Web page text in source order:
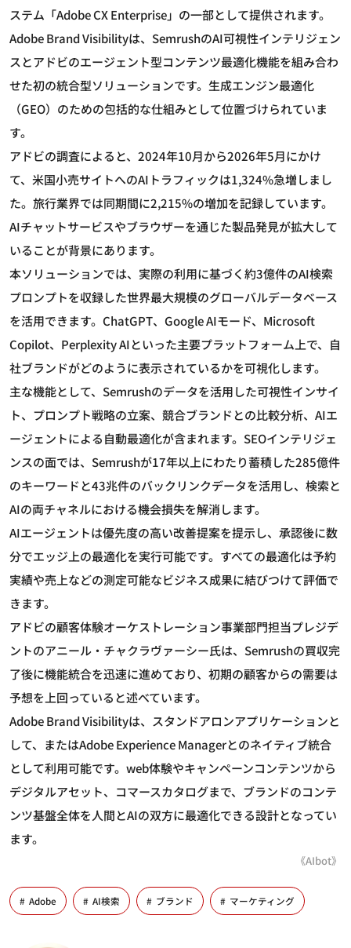
ステム「Adobe CX Enterprise」の一部として提供されます。
Adobe Brand Visibilityは、SemrushのAI可視性インテリジェン
スとアドビのエージェント型コンテンツ最適化機能を組み合わ
せた初の統合型ソリューションです。生成エンジン最適化
（GEO）のための包括的な仕組みとして位置づけられていま
す。
アドビの調査によると、2024年10月から2026年5月にかけ
て、米国小売サイトへのAIトラフィックは1,324%急増しまし
た。旅行業界では同期間に2,215%の増加を記録しています。
AIチャットサービスやブラウザーを通じた製品発見が拡大して
いることが背景にあります。
本ソリューションでは、実際の利用に基づく約3億件のAI検索
プロンプトを収録した世界最大規模のグローバルデータベース
を活用できます。ChatGPT、Google AIモード、Microsoft
Copilot、Perplexity AIといった主要プラットフォーム上で、自
社ブランドがどのように表示されているかを可視化します。
主な機能として、Semrushのデータを活用した可視性インサイ
ト、プロンプト戦略の立案、競合ブランドとの比較分析、AIエ
ージェントによる自動最適化が含まれます。SEOインテリジェ
ンスの面では、Semrushが17年以上にわたり蓄積した285億件
のキーワードと43兆件のバックリンクデータを活用し、検索と
AIの両チャネルにおける機会損失を解消します。
AIエージェントは優先度の高い改善提案を提示し、承認後に数
分でエッジ上の最適化を実行可能です。すべての最適化は予約
実績や売上などの測定可能なビジネス成果に結びつけて評価で
きます。
アドビの顧客体験オーケストレーション事業部門担当プレジデ
ントのアニール・チャクラヴァーシー氏は、Semrushの買収完
了後に機能統合を迅速に進めており、初期の顧客からの需要は
予想を上回っていると述べています。
Adobe Brand Visibilityは、スタンドアロンアプリケーションと
して、またはAdobe Experience Managerとのネイティブ統合
として利用可能です。web体験やキャンペーンコンテンツから
デジタルアセット、コマースカタログまで、ブランドのコンテ
ンツ基盤全体を人間とAIの双方に最適化できる設計となってい
ます。
《AIbot》
Adobe AI検索 ブランド マーケティング